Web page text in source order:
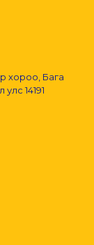
хороо, Бага
14191